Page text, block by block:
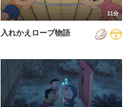
11分
入れかえロープ物語